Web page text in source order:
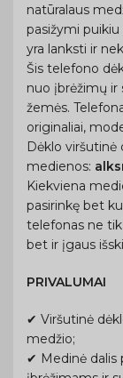
natūralaus
pasižymi
yra lanksti ir
Šis telefono
nuo įbrėžimų ir
žemės.
originaliai,
Dėklo viršutinė
medienos:
Kiekviena
pasirinkę bet
telefonas ne
bet ir įgaus
PRIVALUMAI
✔ Viršutinė
medžio;
✔ Medinė dalis